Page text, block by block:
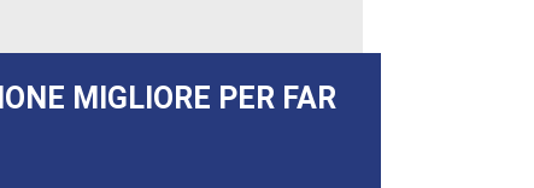
MIGLIORE PER FAR